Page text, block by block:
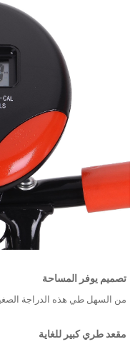
تصميم يوفر المساحة
من السهل طي هذه الدراجة
مقعد طري كبير للغاية